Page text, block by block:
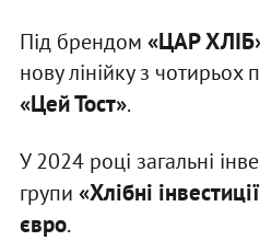
Під брендом «ЦАР
нову лінійку з чотирьох
«Цей Тост».
У 2024 році загальні
групи «Хлібні
євро.